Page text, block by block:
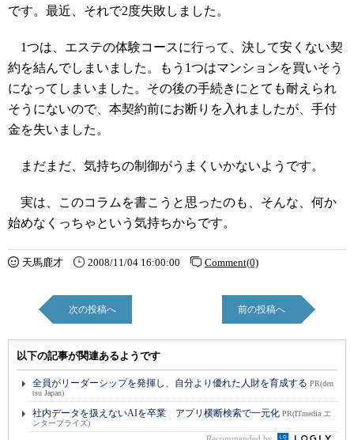
です。最近、それで2度失敗しました。
1つは、エステの体験コースに行って、決して安くない契
約を結んでしまいました。もう1つはマンションを買いそう
になってしまいました。その後の手続きにとても耐えられ
そうにないので、本契約前にお断りを入れましたが、手付
金を失いました。
まだまだ、気持ちの制御がうまくいかないようです。
実は、このコラムを書こうと思ったのも、そんな、何か
始めなくっちゃという気持ちからです。
天馬鹿才 2008/11/04 16:00:00 Comment(0)
次の投稿へ 前の投稿へ
以下の記事が関連あるようです
全員がリーダーシップを発揮し、自分より優れた人財を育成する PR(den
tsu Japan)
社内データを扱えないAIを卒業 アプリ横断検索で一元化 PR(ITmedia エ
ンタープライズ)